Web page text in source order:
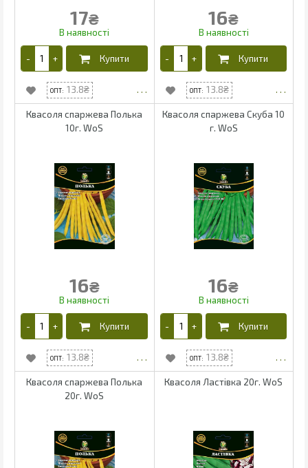
17₴
13.8
16₴
13.8
Квасоля спаржева Полька
10г. WoS
16₴
13.8
Квасоля спаржева Скуба 10
г. WoS
16₴
13.8
Квасоля спаржева Полька
20г. WoS
Квасоля Ластівка 20г. WoS